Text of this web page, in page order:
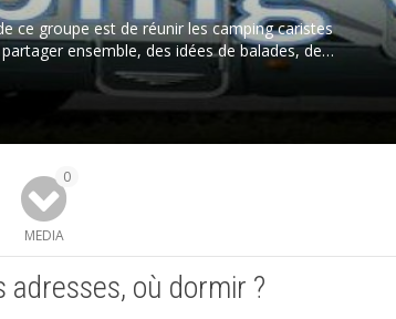
ce groupe est de réunir les camping caristes
ensemble, des idées de balades, des
des lieux sympa, des bonnes adresse pour
nuit etc…mais surtout ne pas utiliser la phrase
MEDIA
0
adresses, où dormir ?